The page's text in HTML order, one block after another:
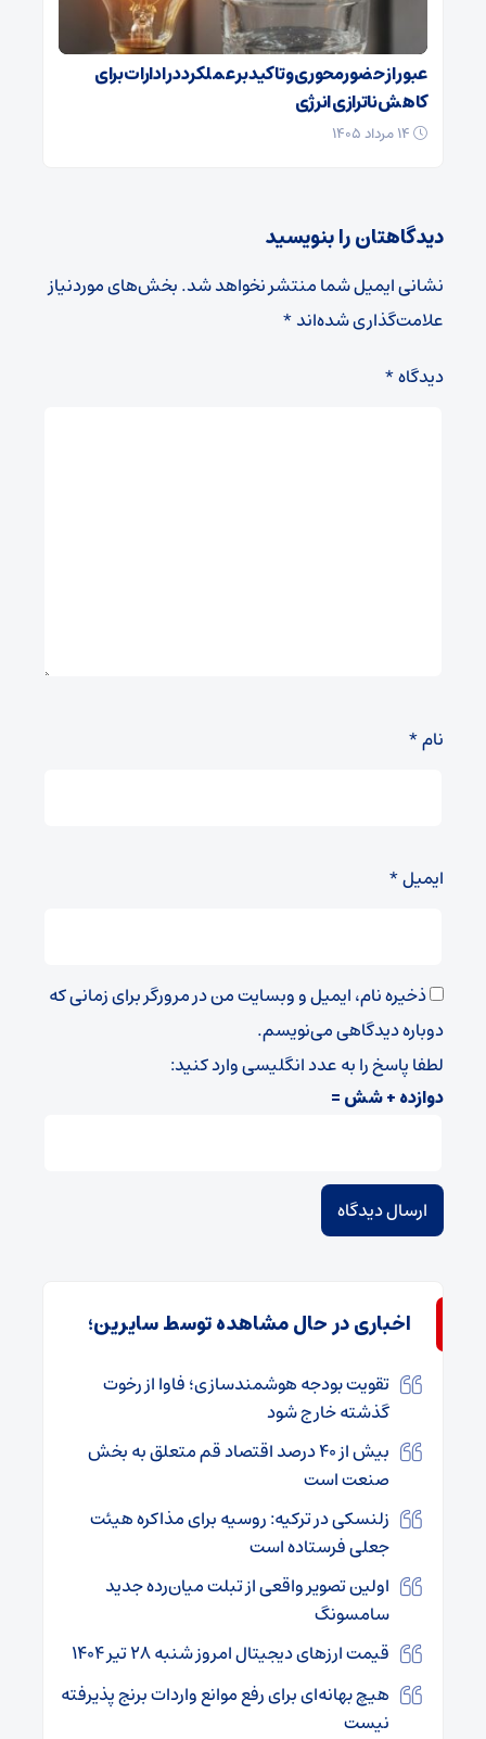
عبور از حضورمحوری و تاکید بر عملکرد در ادارات برای
کاهش ناترازی انرژی
دیدگاهتان را بنویسید
نشانی ایمیل شما منتشر نخواهد شد.بخش‌های موردنیاز
علامت‌گذاری شده‌اند*
دیدگاه*
نام*
ایمیل*
ذخیره نام، ایمیل و وبسایت من در مرورگر برای زمانی که
دوباره دیدگاهی می‌نویسم.
لطفا پاسخ را به عدد انگلیسی وارد کنید:
دوازده + شش =
اخباری در حال مشاهده توسط سایرین؛
تقویت بودجه هوشمندسازی؛ فاوا از رخوت
گذشته خارج شود
بیش از ۴۰ درصد اقتصاد قم متعلق به بخش
صنعت است
زلنسکی در ترکیه: روسیه برای مذاکره هیئت
جعلی فرستاده است
اولین تصویر واقعی از تبلت میان‌رده جدید
سامسونگ
قیمت ارز‌های دیجیتال امروز شنبه ۲۸ تیر ۱۴۰۴
هیچ بهانه‌ای برای رفع موانع واردات برنج پذیرفته
نیست